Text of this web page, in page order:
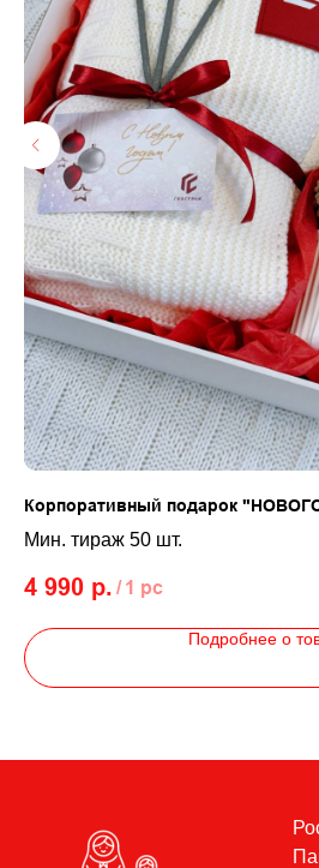
Корпоративный подарок
Мин. тираж 50 шт.
4 990 р. / 1 pc
Подробнее о